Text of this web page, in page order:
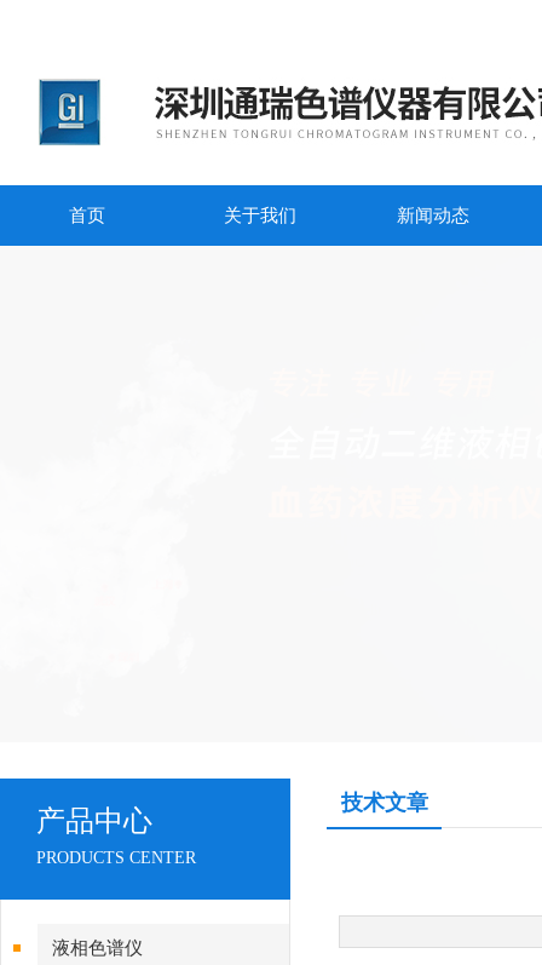
首页 关于我们 新闻动态
技术文章
产品中心
PRODUCTS CENTER
液相色谱仪